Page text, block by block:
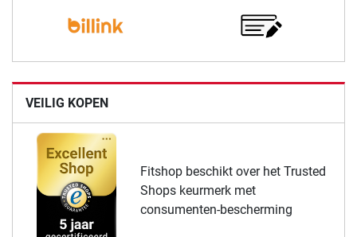
VEILIG KOPEN
Fitshop beschikt over het Trusted
Shops keurmerk met
consumenten-bescherming